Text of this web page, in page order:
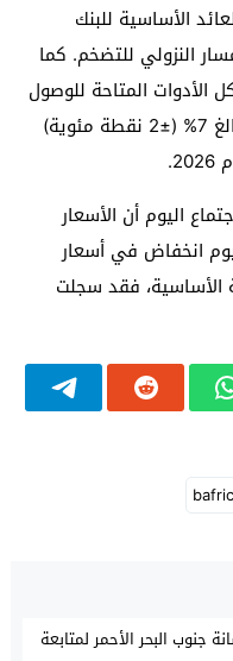
الأساسية للبنك
النزولي للتضخم. كما
المتاحة للوصول
بالتضخم إلى المعدل المستهدف البالغ 7% (±2 نقطة مئوية)
اليوم أن الأسعار
انخفاض في أسعار
الأساسية، فقد سجلت